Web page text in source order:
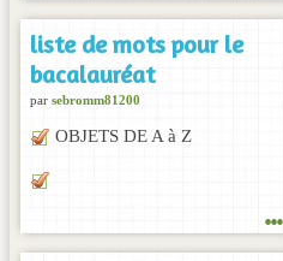
liste de mots pour le
bacalauréat
par sebromm81200
OBJETS DE A à Z
...